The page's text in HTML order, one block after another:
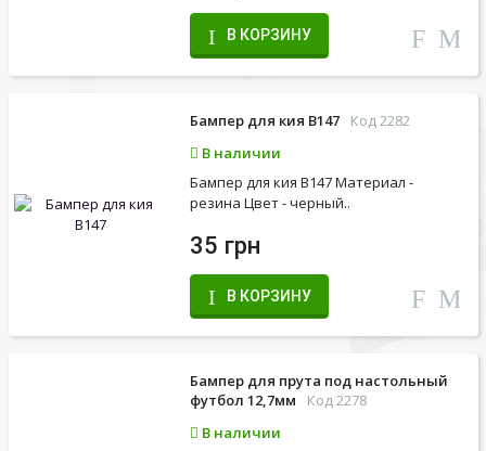
В КОРЗИНУ
Бампер для кия B147
Код 2282
В наличии
Бампер для кия B147 Материал -
резина Цвет - черный..
35 грн
В КОРЗИНУ
Бампер для прута под настольный
футбол 12,7мм
Код 2278
В наличии